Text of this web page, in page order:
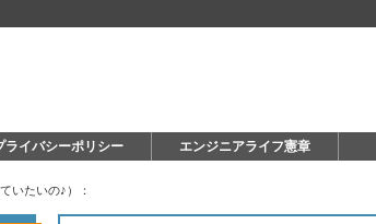
ライバシーポリシー エンジニアライフ憲章
いたいの♪）：